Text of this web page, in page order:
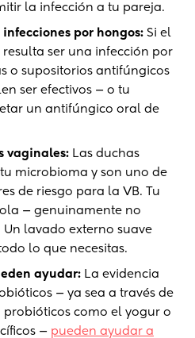
la infección a tu pareja.
por hongos: Si el
ser una infección por
o supositorios antifúngicos
ser efectivos — o tu
un antifúngico oral de
vaginales: Las duchas
microbioma y son uno de
de riesgo para la VB. Tu
— genuinamente no
Un lavado externo suave
lo que necesitas.
ayudar: La evidencia
— ya sea a través de
probióticos como el yogur o
— pueden ayudar a